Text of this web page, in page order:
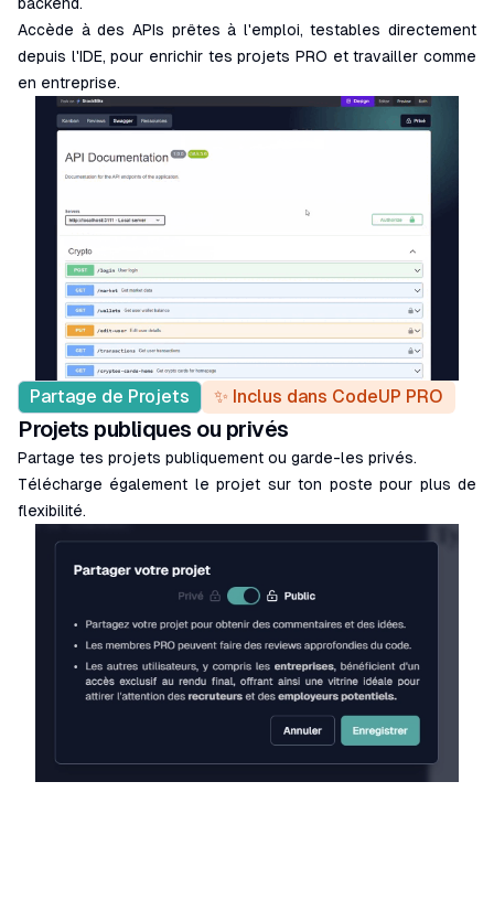
backend.
Accède à des APIs prêtes à l'emploi, testables directement
depuis l'IDE, pour enrichir tes projets PRO et travailler comme
en entreprise.
Partage de Projets ✨ Inclus dans CodeUP PRO
Projets publiques ou privés
Partage tes projets publiquement ou garde-les privés.
Télécharge également le projet sur ton poste pour plus de
flexibilité.